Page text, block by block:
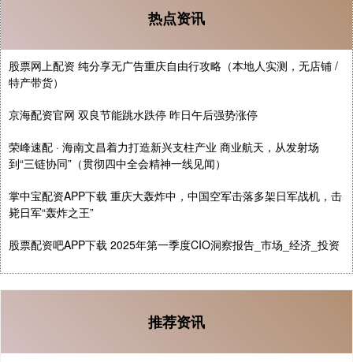
热点资讯
股票网上配资 纯分享无广告重庆自由行攻略（本地人实测，无店铺 /
特产带货）
京海配资官网 双良节能跳水跌停 昨日午后强势涨停
荣峰速配 · 海南文昌着力打造新兴支柱产业 商业航天，从发射场
到“三链协同”（贯彻四中全会精神一线见闻）
掌中宝配资APP下载 重庆大轰炸中，中国空军击落多架日军战机，击
毙日军“轰炸之王”
股票配资吧APP下载 2025年第一季度CIO洞察报告_市场_经济_投资
推荐资讯